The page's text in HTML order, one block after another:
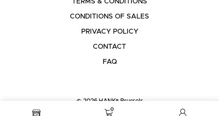
0
CONDITIONS OF SALES
PRIVACY POLICY
CONTACT
FAQ
© 2026 HANK® Brussels